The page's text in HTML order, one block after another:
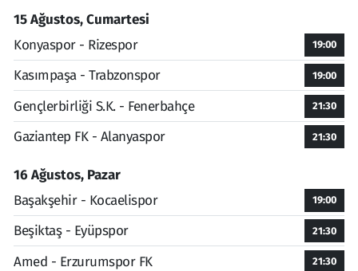
15 Ağustos, Cumartesi
Konyaspor - Rizespor
19:00
Kasımpaşa - Trabzonspor 19:00
Gençlerbirliği S.K. - Fenerbahçe 21:30
Gaziantep FK - Alanyaspor 21:30
16 Ağustos, Pazar
Başakşehir - Kocaelispor
19:00
Beşiktaş - Eyüpspor 21:30
Amed - Erzurumspor FK 21:30